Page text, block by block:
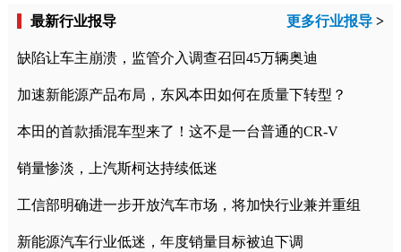
最新行业报导 更多行业报导 >
缺陷让车主崩溃，监管介入调查召回45万辆奥迪
加速新能源产品布局，东风本田如何在质量下转型？
本田的首款插混车型来了！这不是一台普通的CR-V
销量惨淡，上汽斯柯达持续低迷
工信部明确进一步开放汽车市场，将加快行业兼并重组
新能源汽车行业低迷，年度销量目标被迫下调